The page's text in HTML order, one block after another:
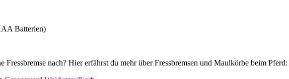
Batterien)
nach? Hier erfährst du mehr über Fressbremsen und Maulkörbe beim Pferd: